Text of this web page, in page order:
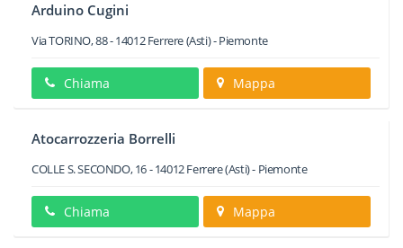
Arduino Cugini
Via TORINO, 88-14012 Ferrere(Asti) -Piemonte
Chiama Mappa
Atocarrozzeria Borrelli
COLLE S. SECONDO, 16-14012Ferrere(Asti) - Piemonte
Chiama Mappa